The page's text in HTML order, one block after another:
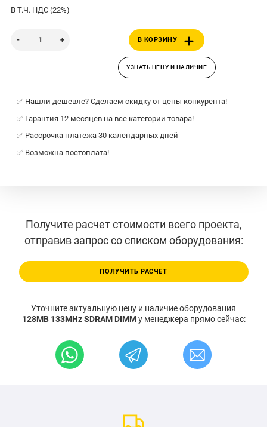
В Т.Ч. НДС (22%)
В КОРЗИНУ
УЗНАТЬ ЦЕНУ И НАЛИЧИЕ
✅ Нашли дешевле? Сделаем скидку от цены конкурента!
✅ Гарантия 12 месяцев на все категории товара!
✅ Рассрочка платежа 30 календарных дней
✅ Возможна постоплата!
Получите расчет стоимости всего проекта,
отправив запрос со списком оборудования:
ПОЛУЧИТЬ РАСЧЕТ
Уточните актуальную цену и наличие оборудования
128MB 133MHz SDRAM DIMMу менеджера прямо сейчас: